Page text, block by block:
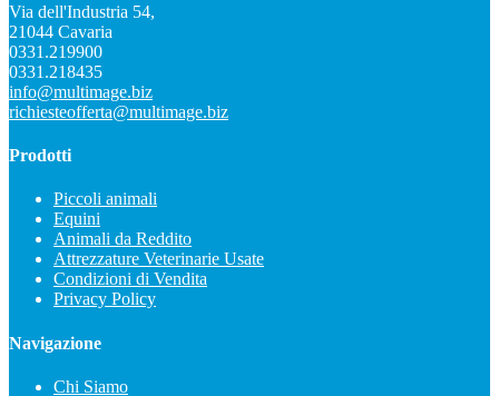
Via dell'Industria 54,
21044 Cavaria
0331.219900
0331.218435
info@multimage.biz
richiesteofferta@multimage.biz
Prodotti
Piccoli animali
Equini
Animali da Reddito
Attrezzature Veterinarie Usate
Condizioni di Vendita
Privacy Policy
Navigazione
Chi Siamo